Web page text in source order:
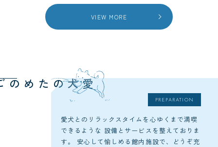
VIEW MORE
愛犬のための
PREPARATION
愛犬とのリラックスタイムを心ゆくまで満喫
できるような 設備とサービスを整えておりま
す。
安心して愉しめる館内施設で、どうぞ充